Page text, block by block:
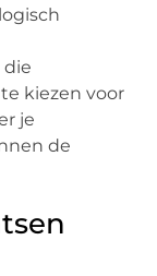
kiezen voor
je
de